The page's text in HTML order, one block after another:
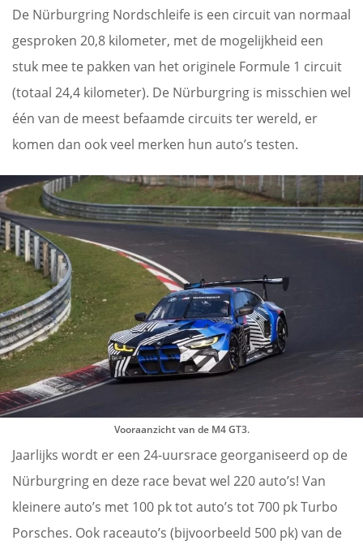
De Nürburgring Nordschleife is een circuit van normaal
gesproken 20,8 kilometer, met de mogelijkheid een
stuk mee te pakken van het originele Formule 1 circuit
(totaal 24,4 kilometer). De Nürburgring is misschien wel
één van de meest befaamde circuits ter wereld, er
komen dan ook veel merken hun auto’s testen.
Vooraanzicht van de M4 GT3.
Jaarlijks wordt er een 24-uursrace georganiseerd op de
Nürburgring en deze race bevat wel 220 auto’s! Van
kleinere auto’s met 100 pk tot auto’s tot 700 pk Turbo
Porsches. Ook raceauto’s (bijvoorbeeld 500 pk) van de